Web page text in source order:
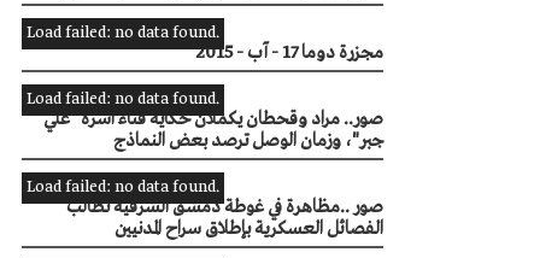
Load failed: no data found.
مجزرة دوما 17 - آب - 2015
Load failed: no data found.
صور.. مراد وقحطان يكملان حكاية فناء أسرة "علي
جبر"، وزمان الوصل ترصد بعض النماذج
Load failed: no data found.
صور ..مظاهرة في غوطة دمشق الشرقية تطالب
الفصائل العسكرية بإطلاق سراح المدنيين